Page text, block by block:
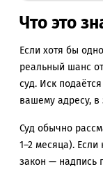
Что это
Если хотя бы
реальный шанс
суд. Иск
вашему адресу, в
Суд обычно
1–2 месяца).
закон — надпись